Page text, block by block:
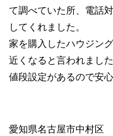
て調べていた所、電話
してくれました。
家を購入したハウジン
近くなると言われまし
値段設定があるので安心
愛知県名古屋市中村区